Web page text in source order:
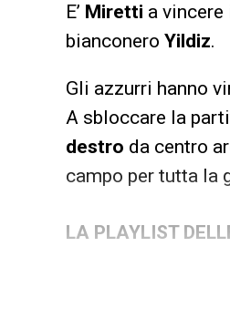
E’ Miretti a vincere
bianconero Yildiz.
Gli azzurri hanno
A sbloccare la
destro da centro
campo per tutta la
LA PLAYLIST